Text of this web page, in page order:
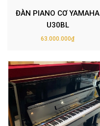
ĐÀN PIANO CƠ YAMAHA
U30BL
63.000.000₫